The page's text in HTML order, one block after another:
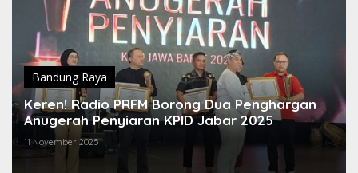
Bandung Raya
Keren! Radio PRFM Borong Dua Penghargan
Anugerah Penyiaran KPID Jabar 2025
11 November 2025